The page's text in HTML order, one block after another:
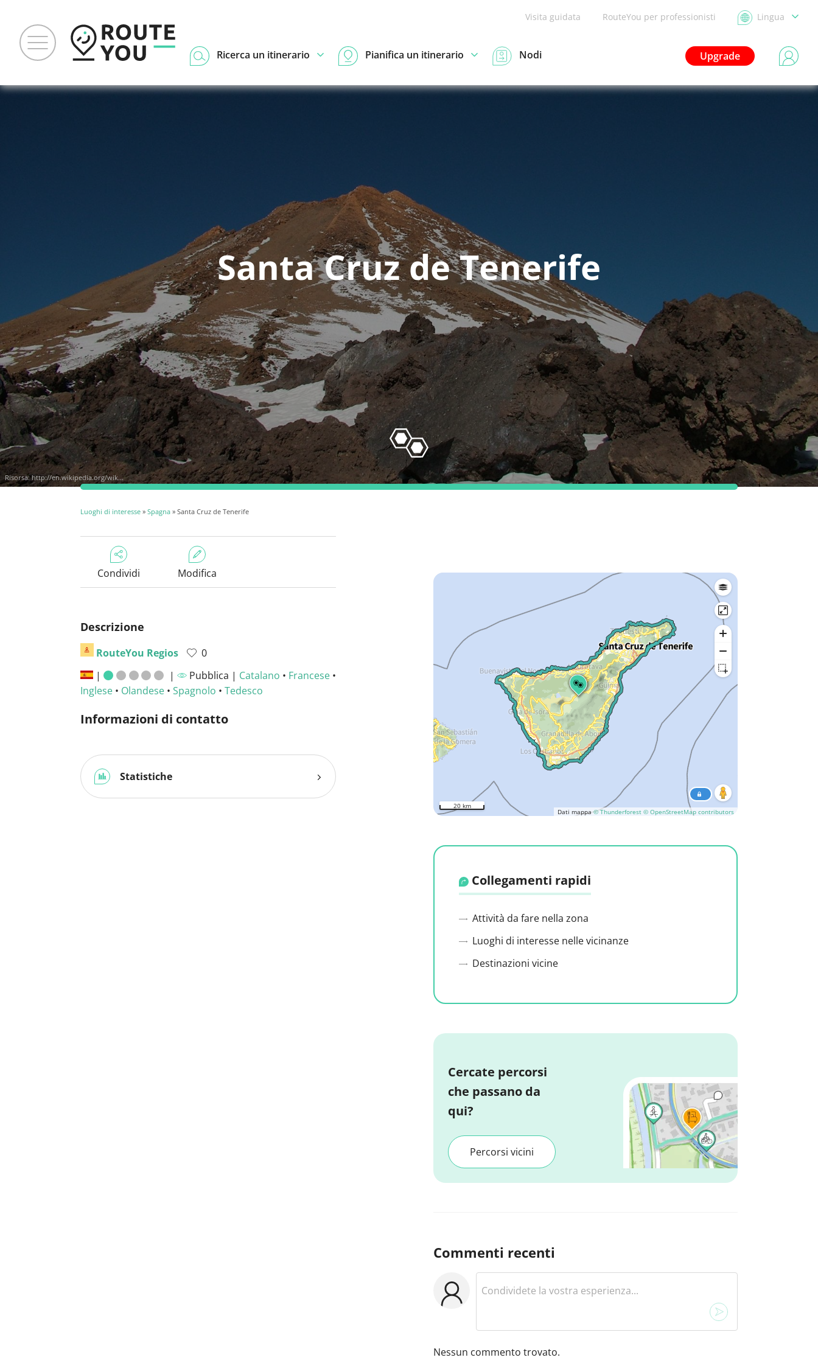
Visita guidata RouteYou per professionisti Lingua
Upgrade
Ricerca un itinerario Pianifica un itinerario Nodi
Santa Cruz de Tenerife
Risorsa:http://en.wikipedia.org/wik...
Luoghi di interesse » Spagna » Santa Cruz de Tenerife
Condividi Modifica
Descrizione
RouteYou Regios
0
|
| Pubblica | Catalano • Francese•
Inglese • Olandese • Spagnolo • Tedesco
Informazioni di contatto
Statistiche
Dati mappa© Thunderforest © OpenStreetMap contributors
20 km
Collegamenti rapidi
Attività da fare nella zona
Luoghi di interesse nelle vicinanze
Destinazioni vicine
Cercate percorsi
che passano da
qui?
Percorsi vicini
Commenti recenti
Nessun commento trovato.